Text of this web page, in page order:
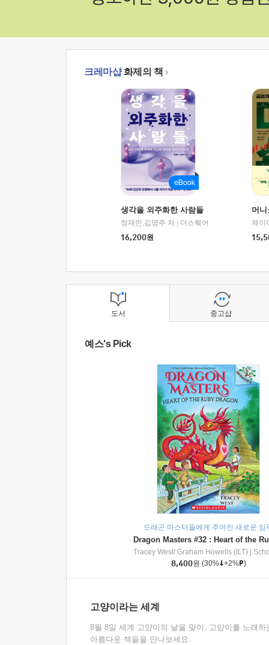
크레마샵화제의 책
생각을 외주화한 사람들
정재민,김영주 저
더스퀘어
16,200원
머
도서
예스's Pick
드래곤 마스터들에게 주어진 새로운 임
Tracey West/ Graham Howells (ILT)
8,400원 (30% +2% )
고양이라는 세계
8월 8일 세계 고양이의 날을 맞아, 고양이를 노래하
아름다운 책들을 만나보세요.
중고샵